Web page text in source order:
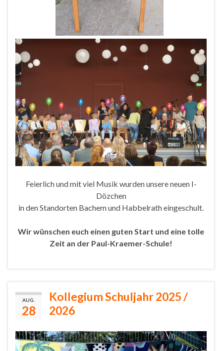
Feierlich und mit viel Musik wurden unsere neuen I-
Dözchen
in den Standorten Bachem und Habbelrath eingeschult.
Wir wünschen euch einen guten Start und eine tolle
Zeit an der Paul-Kraemer-Schule!
AUG.
28
Kollegium Schuljahr 2025 /
2026